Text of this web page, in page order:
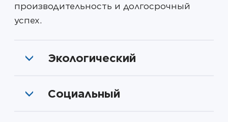
производительность и долгосрочный
успех.
Экологический
Социальный